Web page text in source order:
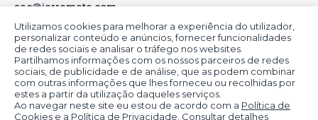
Utilizamos cookies para melhorar a experiência do utilizador,
personalizar conteúdo e anúncios, fornecer funcionalidades
de redes sociais e analisar o tráfego nos websites.
Partilhamos informações com os nossos parceiros de redes
sociais, de publicidade e de análise, que as podem combinar
com outras informações que lhes forneceu ou recolhidas por
estes a partir da utilização daqueles serviços.
Ao navegar neste site eu estou de acordo com a Política de
Cookies e a Política de Privacidade . Consultar detalhes
sac@iarremate.com
ONDE ESTAMOS
R. Heitor Modesto, 28 - Estação São Lourenço - MG
CEP: 37470-000